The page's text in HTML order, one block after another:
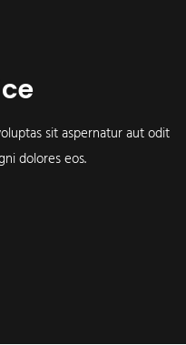
sit aspernatur aut odit
dolores eos.